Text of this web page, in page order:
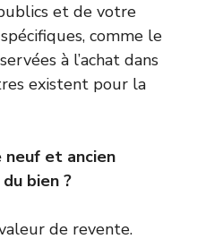
et de votre
comme le
à l’achat dans
existent pour la
neuf et ancien
bien ?
de revente.